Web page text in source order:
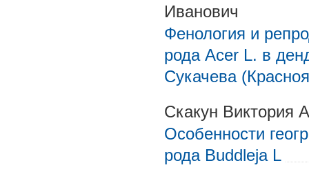
Иванович
Фенология и
рода Acer L. в
Сукачева
Скакун Виктория
Особенности
рода Buddleja L